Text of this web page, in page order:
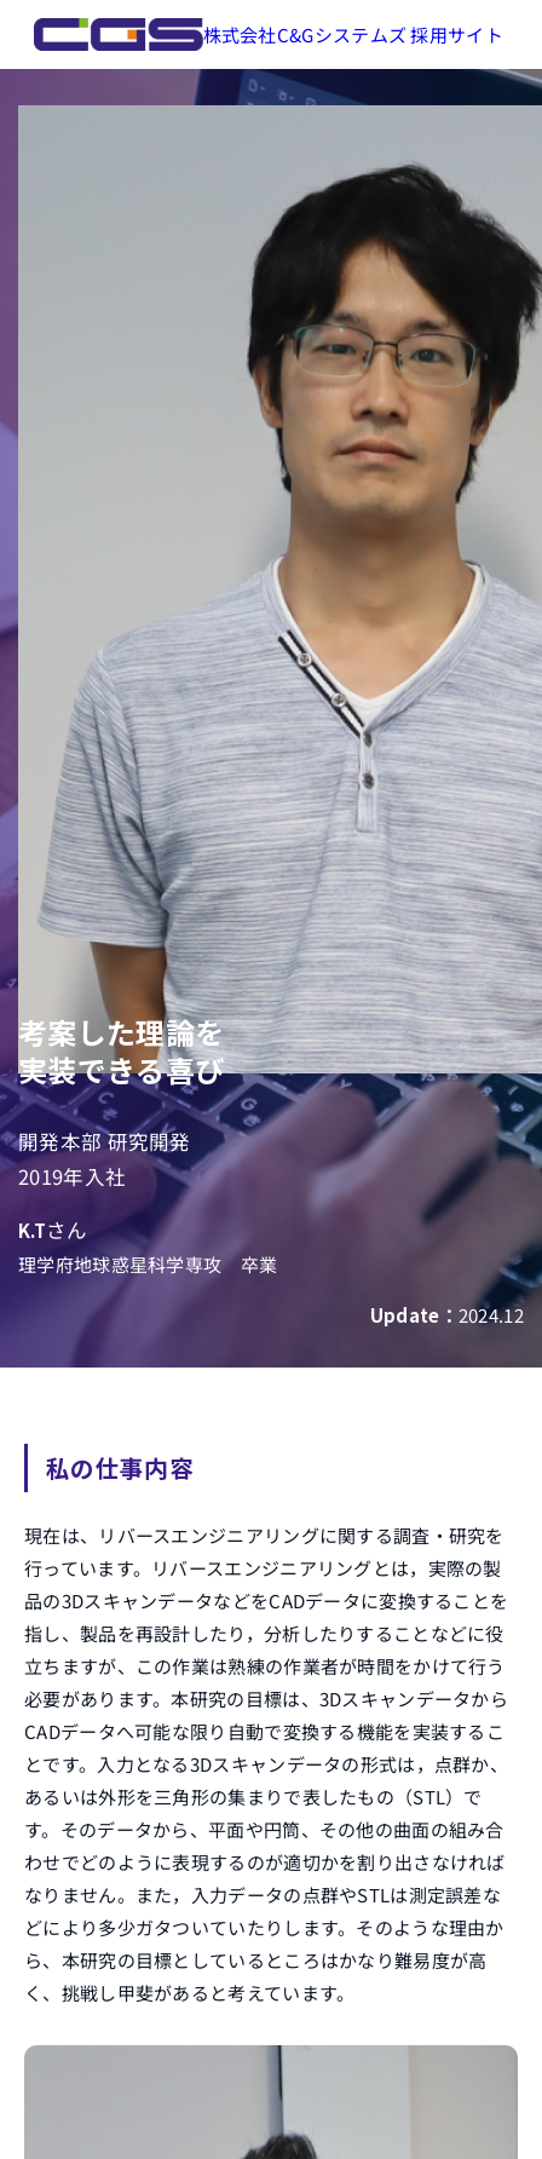
株式会社C&Gシステムズ 採用サイト
考案した理論を
実装できる喜び
開発本部 研究開発
2019年入社
K.Tさん
理学府地球惑星科学専攻 卒業
Update： 2024.12
私の仕事内容
現在は、リバースエンジニアリングに関する調査・研究を
行っています。リバースエンジニアリングとは，実際の製
品の3DスキャンデータなどをCADデータに変換することを
指し、製品を再設計したり，分析したりすることなどに役
立ちますが、この作業は熟練の作業者が時間をかけて行う
必要があります。本研究の目標は、3Dスキャンデータから
CADデータへ可能な限り自動で変換する機能を実装するこ
とです。入力となる3Dスキャンデータの形式は，点群か、
あるいは外形を三角形の集まりで表したもの（STL）で
す。そのデータから、平面や円筒、その他の曲面の組み合
わせでどのように表現するのが適切かを割り出さなければ
なりません。また，入力データの点群やSTLは測定誤差な
どにより多少ガタついていたりします。そのような理由か
ら、本研究の目標としているところはかなり難易度が高
く、挑戦し甲斐があると考えています。